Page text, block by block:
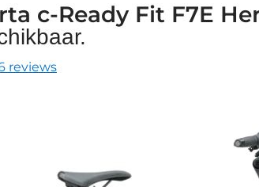
c-Ready Fit F7E
reviews